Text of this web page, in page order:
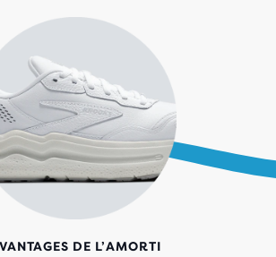
DE L’AMORTI